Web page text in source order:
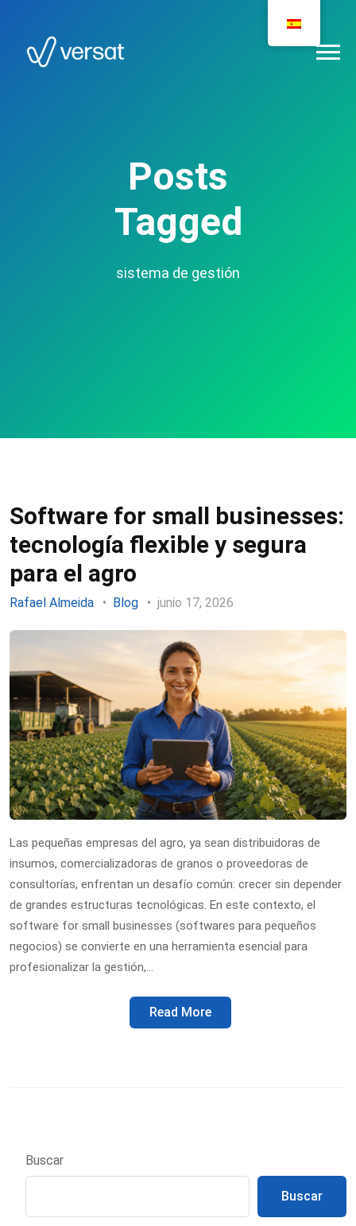
Posts
Tagged
sistema de gestión
Software for small businesses:
tecnología flexible y segura
para el agro
Rafael Almeida Blog junio 17, 2026
Las pequeñas empresas del agro, ya sean distribuidoras de
insumos, comercializadoras de granos o proveedoras de
consultorías, enfrentan un desafío común: crecer sin depender
de grandes estructuras tecnológicas. En este contexto, el
software for small businesses (softwares para pequeños
negocios) se convierte en una herramienta esencial para
profesionalizar la gestión,…
Read More
Buscar
Buscar